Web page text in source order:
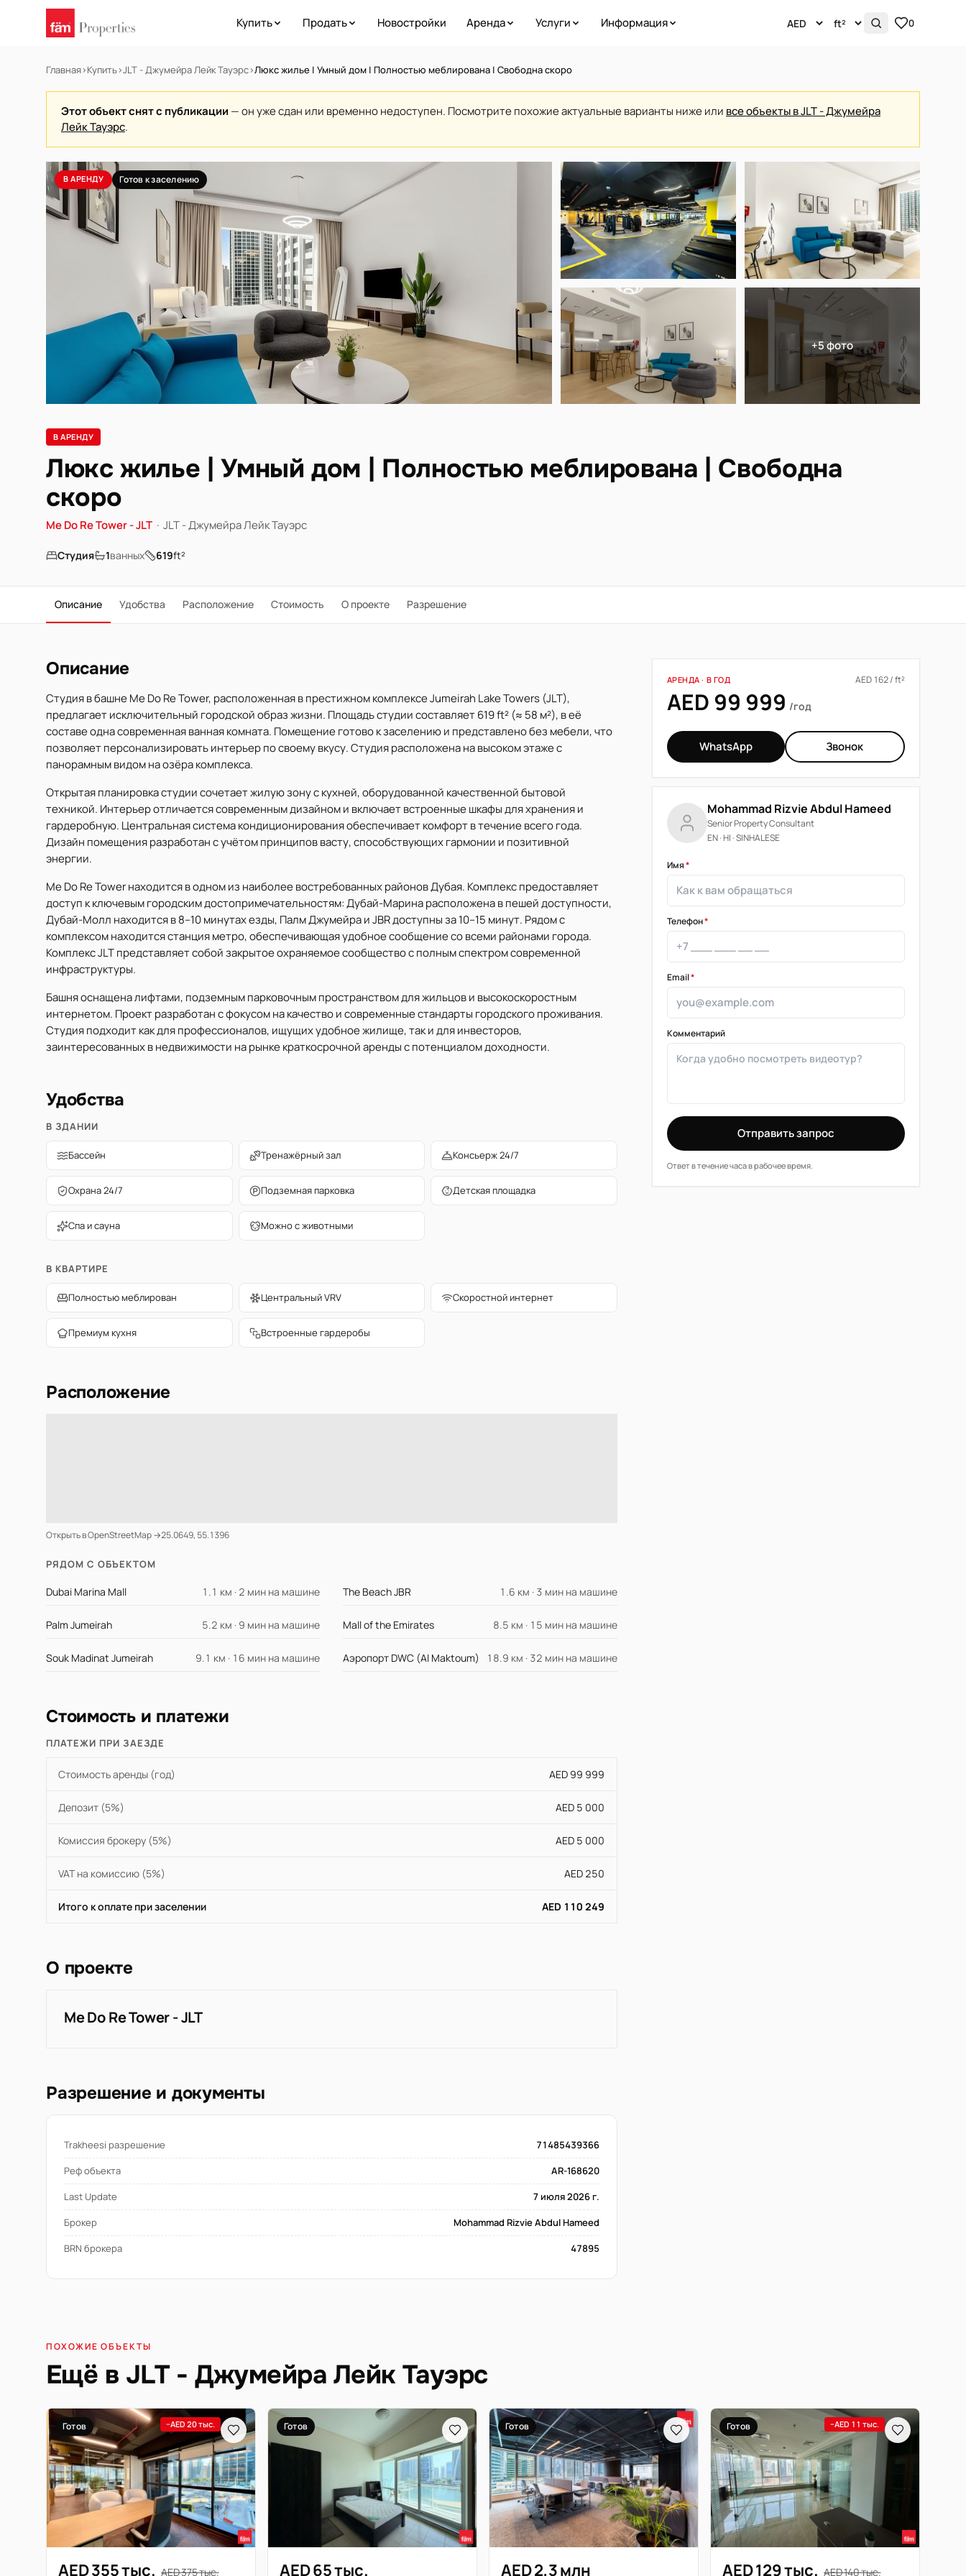
Купить Продать Новостройки Аренда Услуги Информация 0
Главная›Купить›JLT - Джумейра Лейк Тауэрс›Люкс жилье | Умный дом | Полностью меблирована | Свободна скоро
Этот объект снят с публикации — он уже сдан или временно недоступен. Посмотрите похожие актуальные варианты ниже или все объекты в JLT - Джумейра
Лейк Тауэрс.
В АРЕНДУ Готов к заселению
+5 фото
В АРЕНДУ
Люкс жилье | Умный дом | Полностью меблирована | Свободна
скоро
Me Do Re Tower - JLT · JLT - Джумейра Лейк Тауэрс
Студия 1ванных 619ft²
Описание Удобства Расположение Стоимость О проекте Разрешение
Описание
Студия в башне Me Do Re Tower, расположенная в престижном комплексе Jumeirah Lake Towers (JLT),
предлагает исключительный городской образ жизни. Площадь студии составляет 619 ft² (≈ 58 м²), в её
составе одна современная ванная комната. Помещение готово к заселению и представлено без мебели, что
позволяет персонализировать интерьер по своему вкусу. Студия расположена на высоком этаже с
панорамным видом на озёра комплекса.
Открытая планировка студии сочетает жилую зону с кухней, оборудованной качественной бытовой
техникой. Интерьер отличается современным дизайном и включает встроенные шкафы для хранения и
гардеробную. Центральная система кондиционирования обеспечивает комфорт в течение всего года.
Дизайн помещения разработан с учётом принципов васту, способствующих гармонии и позитивной
энергии.
Me Do Re Tower находится в одном из наиболее востребованных районов Дубая. Комплекс предоставляет
доступ к ключевым городским достопримечательностям: Дубай-Марина расположена в пешей доступности,
Дубай-Молл находится в 8–10 минутах езды, Палм Джумейра и JBR доступны за 10–15 минут. Рядом с
комплексом находится станция метро, обеспечивающая удобное сообщение со всеми районами города.
Комплекс JLT представляет собой закрытое охраняемое сообщество с полным спектром современной
инфраструктуры.
Башня оснащена лифтами, подземным парковочным пространством для жильцов и высокоскоростным
интернетом. Проект разработан с фокусом на качество и современные стандарты городского проживания.
Студия подходит как для профессионалов, ищущих удобное жилище, так и для инвесторов,
заинтересованных в недвижимости на рынке краткосрочной аренды с потенциалом доходности.
Удобства
В ЗДАНИИ
Бассейн Тренажёрный зал Консьерж 24/7
Охрана 24/7 Подземная парковка Детская площадка
Спа и сауна Можно с животными
В КВАРТИРЕ
Полностью меблирован Центральный VRV Скоростной интернет
Премиум кухня Встроенные гардеробы
Расположение
Открыть в OpenStreetMap →25.0649, 55.1396
РЯДОМ С ОБЪЕКТОМ
Dubai Marina Mall 1.1 км · 2 мин на машине The Beach JBR 1.6 км · 3 мин на машине
Palm Jumeirah 5.2 км · 9 мин на машине Mall of the Emirates 8.5 км · 15 мин на машине
Souk Madinat Jumeirah 9.1 км · 16 мин на машине Аэропорт DWC (Al Maktoum) 18.9 км · 32 мин на машине
Стоимость и платежи
ПЛАТЕЖИ ПРИ ЗАЕЗДЕ
Стоимость аренды (год) AED 99 999
Депозит (5%) AED 5 000
Комиссия брокеру (5%) AED 5 000
VAT на комиссию (5%) AED 250
Итого к оплате при заселении AED 110 249
О проекте
Me Do Re Tower - JLT
Разрешение и документы
Trakheesi разрешение
71485439366
Реф объекта
AR-168620
Last Update
7 июля 2026 г.
Брокер
Mohammad Rizvie Abdul Hameed
BRN брокера
47895
АРЕНДА · В ГОД AED 162 / ft²
AED 99 999 /год
WhatsApp Звонок
Mohammad Rizvie Abdul Hameed
Senior Property Consultant
EN · HI · SINHALESE
Имя*
Телефон*
Email*
Комментарий
Отправить запрос
Ответ в течение часа в рабочее время.
ПОХОЖИЕ ОБЪЕКТЫ
Ещё в JLT - Джумейра Лейк Тауэрс
Готов −AED 20 тыс.
AED 355 тыс. AED 375 тыс.
Готов
AED 65 тыс.
Готов
AED 2,3 млн
Готов −AED 11 тыс.
AED 129 тыс. AED 140 тыс.